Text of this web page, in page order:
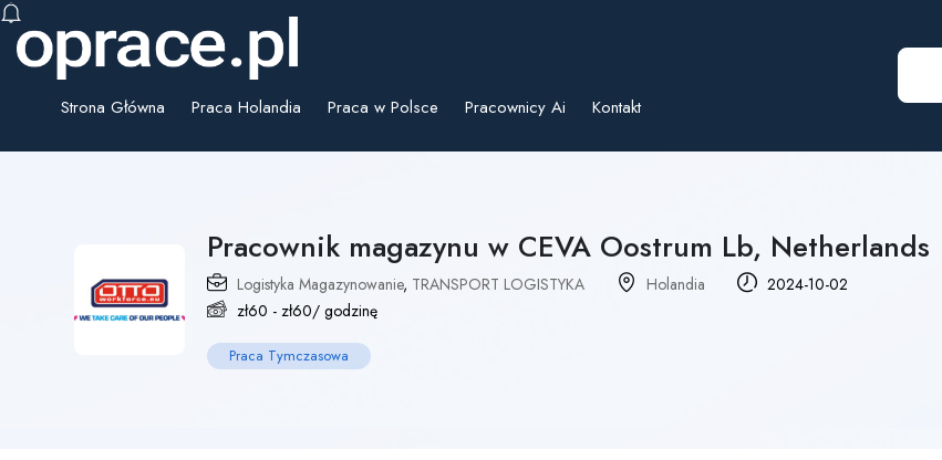
Strona Główna Praca Holandia Praca w Polsce Pracownicy Ai Kontakt
Pracownik magazynu w CEVA Oostrum Lb, Netherlands
Logistyka Magazynowanie, TRANSPORT LOGISTYKA Holandia
2024-10-02
zł60 - zł60/ godzinę
Praca Tymczasowa